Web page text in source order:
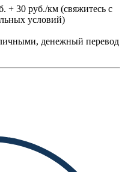
+ 30 руб./км (свяжитесь с
условий)
денежный перевод